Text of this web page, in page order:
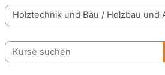
Kursbereiche
Kurse suchen